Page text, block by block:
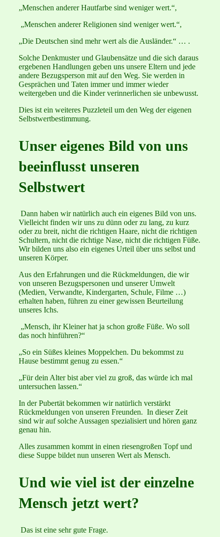
„Menschen anderer Hautfarbe sind weniger wert.“,
„Menschen anderer Religionen sind weniger wert.“,
„Die Deutschen sind mehr wert als die Ausländer.“ … .
Solche Denkmuster und Glaubensätze und die sich daraus
ergebenen Handlungen geben uns unsere Eltern und jede
andere Bezugsperson mit auf den Weg. Sie werden in
Gesprächen und Taten immer und immer wieder
weitergeben und die Kinder verinnerlichen sie unbewusst.
Dies ist ein weiteres Puzzleteil um den Weg der eigenen
Selbstwertbestimmung.
Unser eigenes Bild von uns
beeinflusst unseren
Selbstwert
Dann haben wir natürlich auch ein eigenes Bild von uns.
Vielleicht finden wir uns zu dünn oder zu lang, zu kurz
oder zu breit, nicht die richtigen Haare, nicht die richtigen
Schultern, nicht die richtige Nase, nicht die richtigen Füße.
Wir bilden uns also ein eigenes Urteil über uns selbst und
unseren Körper.
Aus den Erfahrungen und die Rückmeldungen, die wir
von unseren Bezugspersonen und unserer Umwelt
(Medien, Verwandte, Kindergarten, Schule, Filme …)
erhalten haben, führen zu einer gewissen Beurteilung
unseres Ichs.
„Mensch, ihr Kleiner hat ja schon große Füße. Wo soll
das noch hinführen?“
„So ein Süßes kleines Moppelchen. Du bekommst zu
Hause bestimmt genug zu essen.“
„Für dein Alter bist aber viel zu groß, das würde ich mal
untersuchen lassen.“
In der Pubertät bekommen wir natürlich verstärkt
Rückmeldungen von unseren Freunden. In dieser Zeit
sind wir auf solche Aussagen spezialisiert und hören ganz
genau hin.
Alles zusammen kommt in einen riesengroßen Topf und
diese Suppe bildet nun unseren Wert als Mensch.
Und wie viel ist der einzelne
Mensch jetzt wert?
Das ist eine sehr gute Frage.